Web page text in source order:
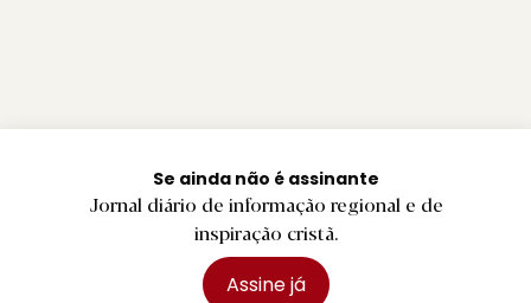
Se ainda não é assinante
Jornal diário de informação regional e de
inspiração cristã.
Assine já